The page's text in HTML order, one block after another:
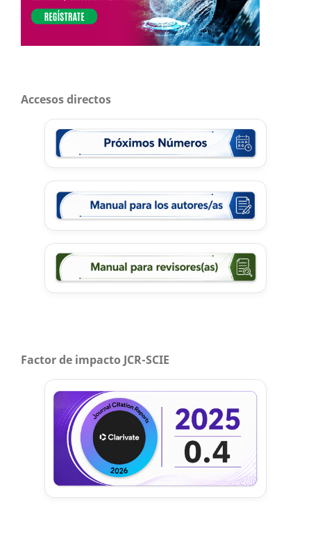
Accesos directos
Factor de impacto JCR-SCIE